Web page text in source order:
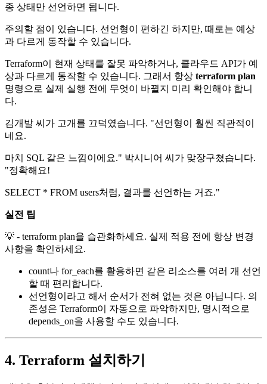
종 상태만 선언하면 됩니다.
주의할 점이 있습니다. 선언형이 편하긴 하지만, 때로는 예상
과 다르게 동작할 수 있습니다.
Terraform이 현재 상태를 잘못 파악하거나, 클라우드 API가 예
상과 다르게 동작할 수 있습니다. 그래서 항상 terraform plan
명령으로 실제 실행 전에 무엇이 바뀔지 미리 확인해야 합니
다.
김개발 씨가 고개를 끄덕였습니다. "선언형이 훨씬 직관적이
네요.
마치 SQL 같은 느낌이에요." 박시니어 씨가 맞장구쳤습니다.
"정확해요!
SELECT * FROM users처럼, 결과를 선언하는 거죠."
실전 팁
💡 - terraform plan을 습관화하세요. 실제 적용 전에 항상 변경
사항을 확인하세요.
count나 for_each를 활용하면 같은 리소스를 여러 개 선언
할 때 편리합니다.
선언형이라고 해서 순서가 전혀 없는 것은 아닙니다. 의
존성은 Terraform이 자동으로 파악하지만, 명시적으로
depends_on을 사용할 수도 있습니다.
4. Terraform 설치하기